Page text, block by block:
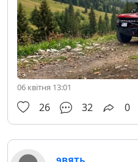
06 квітня 13:01
26 32 0